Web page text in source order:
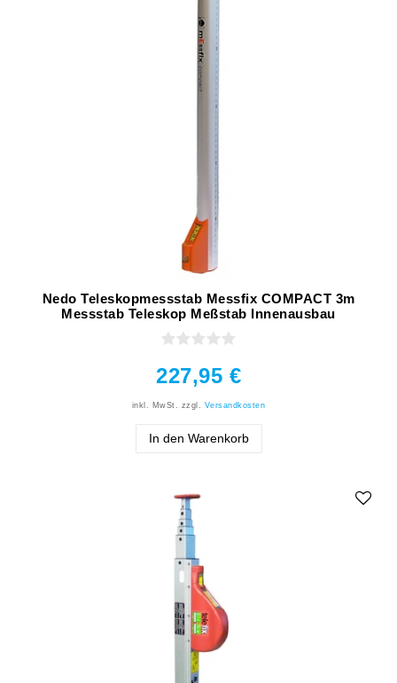
Nedo Teleskopmessstab Messfix COMPACT 3m
Messstab Teleskop Meßstab Innenausbau
227,95 €
inkl. MwSt. zzgl. Versandkosten
In den Warenkorb